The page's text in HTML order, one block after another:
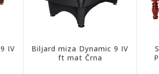
Biljard miza Dynamic 9 IV
ft mat Črna
Snooker
Prince 9